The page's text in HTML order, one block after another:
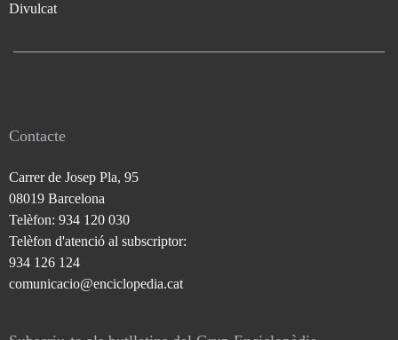
Divulcat
Contacte
Carrer de Josep Pla, 95
08019 Barcelona
Telèfon: 934 120 030
Telèfon d'atenció al subscriptor:
934 126 124
comunicacio@enciclopedia.cat